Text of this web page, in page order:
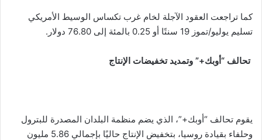
كما تراجعت العقود الآجلة لخام غرب تكساس الوسيط الأمريكي
تسليم يوليو/تموز 19 سنتًا أو 0.25 بالمئة إلى 76.80 دولار.
تحالف “أوبك+” وتمديد تخفيضات الإنتاج
يقوم تحالف “أوبك+”، الذي يضم منظمة البلدان المصدرة للبترول
وحلفاء بقيادة روسيا، بتخفيض الإنتاج حاليًا بإجمالي 5.86 مليون